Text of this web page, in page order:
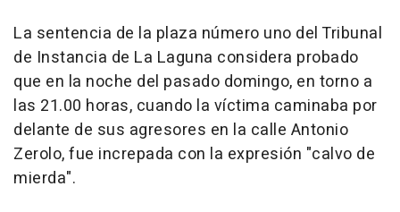
La sentencia de la plaza número uno del Tribunal
de Instancia de La Laguna considera probado
que en la noche del pasado domingo, en torno a
las 21.00 horas, cuando la víctima caminaba por
delante de sus agresores en la calle Antonio
Zerolo, fue increpada con la expresión "calvo de
mierda".